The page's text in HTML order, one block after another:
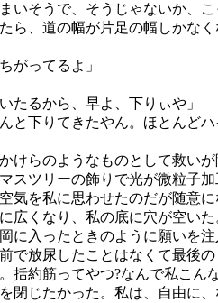
いそうで、そうじゃないか、こ
ら、道の幅が片足の幅しかなく
がってるよ」
たるから、早よ、下りぃや」
と下りてきたやん。ほとんどハ
けらのようなものとして救いが
スツリーの飾りで光が微粒子加
気を私に思わせたのだが随意に
広くなり、私の底に穴が空いた
に入ったときのように願いを注
で放尿したことはなくて最後の
括約筋ってやつ?なんで私こん
閉じたかった。私は、自由に、